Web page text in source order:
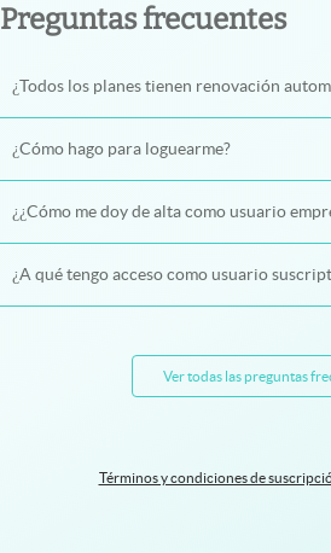
Preguntas frecuentes
¿Todos los planes tienen renovación
¿Cómo hago para loguearme?
¿¿Cómo me doy de alta como usuario
¿A qué tengo acceso como usuario
Ver todas las preguntas
Términos y condiciones de